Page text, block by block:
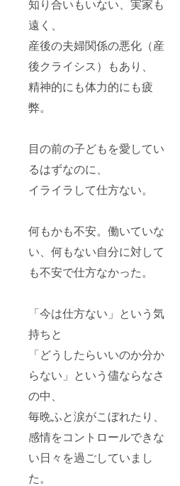
知り合いもいない、実家も
遠く、
産後の夫婦関係の悪化（産
後クライシス）もあり、
精神的にも体力的にも疲
弊。
目の前の子どもを愛してい
るはずなのに、
イライラして仕方ない。
何もかも不安。働いていな
い、何もない自分に対して
も不安で仕方なかった。
「今は仕方ない」という気
持ちと
「どうしたらいいのか分か
らない」という儘ならなさ
の中、
毎晩ふと涙がこぼれたり、
感情をコントロールできな
い日々を過ごしていまし
た。